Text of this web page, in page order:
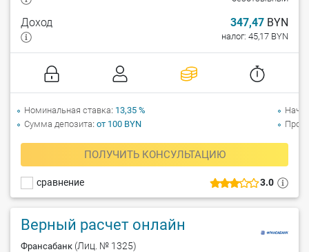
3.0
сравнение
Доход 347,47 BYN
налог: 45,17 BYN
ПОЛУЧИТЬ КОНСУЛЬТАЦИЮ
Номинальная ставка 13,35 %
Сумма депозита от 100 BYN
Верный расчет онлайн
Франсабанк (Лиц. № 1325)